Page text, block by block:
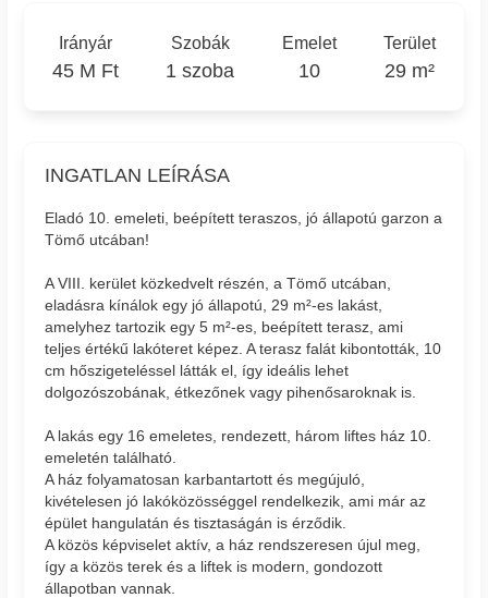
Irányár
45 M Ft
Szobák
1 szoba
Emelet
10
Terület
29 m²
INGATLAN LEÍRÁSA
Eladó 10. emeleti, beépített teraszos, jó állapotú garzon a
Tömő utcában!
A VIII. kerület közkedvelt részén, a Tömő utcában,
eladásra kínálok egy jó állapotú, 29 m²-es lakást,
amelyhez tartozik egy 5 m²-es, beépített terasz, ami
teljes értékű lakóteret képez. A terasz falát kibontották, 10
cm hőszigeteléssel látták el, így ideális lehet
dolgozószobának, étkezőnek vagy pihenősaroknak is.
A lakás egy 16 emeletes, rendezett, három liftes ház 10.
emeletén található.
A ház folyamatosan karbantartott és megújuló,
kivételesen jó lakóközösséggel rendelkezik, ami már az
épület hangulatán és tisztaságán is érződik.
A közös képviselet aktív, a ház rendszeresen újul meg,
így a közös terek és a liftek is modern, gondozott
állapotban vannak.